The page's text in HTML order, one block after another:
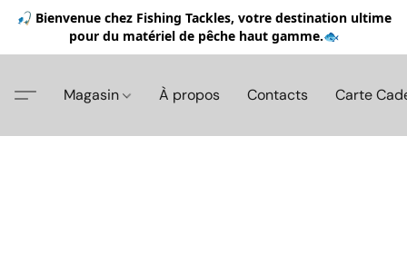
🎣 Bienvenue chez Fishing Tackles, votre destination ultime
pour du matériel de pêche haut gamme.🐟
Magasin À propos Contacts Carte